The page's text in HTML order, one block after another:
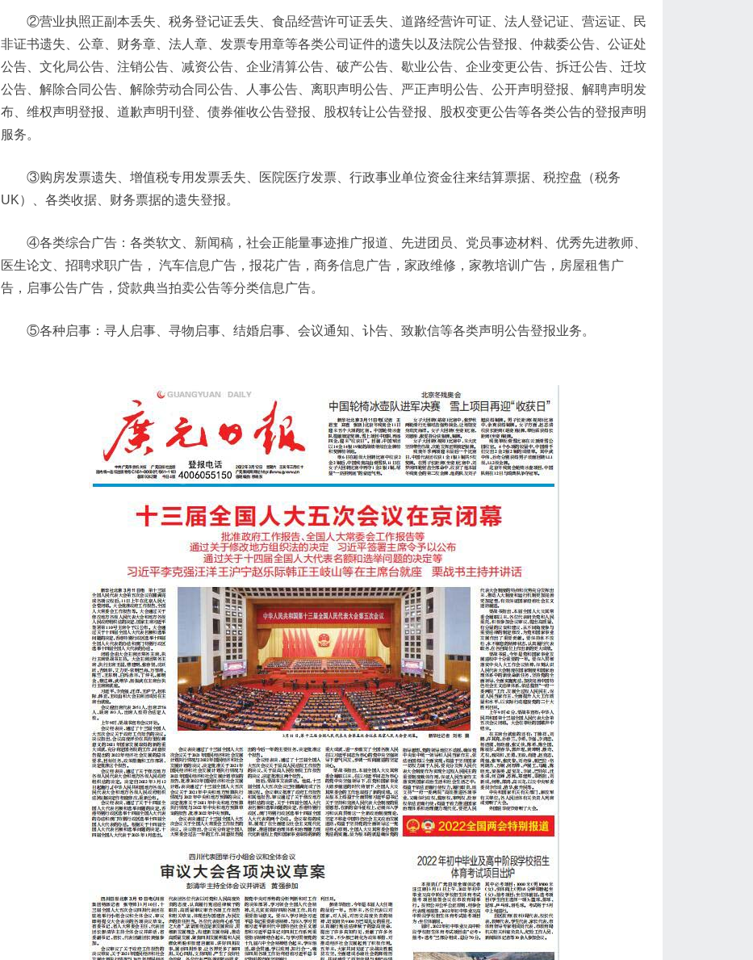
②营业执照正副本丢失、税务登记证丢失、食品经营许可证丢失、道路经营许可证、法人登记证、营运证、民
非证书遗失、公章、财务章、法人章、发票专用章等各类公司证件的遗失以及法院公告登报、仲裁委公告、公证处
公告、文化局公告、注销公告、减资公告、企业清算公告、破产公告、歇业公告、企业变更公告、拆迁公告、迁坟
公告、解除合同公告、解除劳动合同公告、人事公告、离职声明公告、严正声明公告、公开声明登报、解聘声明发
布、维权声明登报、道歉声明刊登、债券催收公告登报、股权转让公告登报、股权变更公告等各类公告的登报声明
服务。
③购房发票遗失、增值税专用发票丢失、医院医疗发票、行政事业单位资金往来结算票据、税控盘（税务
UK）、各类收据、财务票据的遗失登报。
④各类综合广告：各类软文、新闻稿，社会正能量事迹推广报道、先进团员、党员事迹材料、优秀先进教师、
医生论文、招聘求职广告， 汽车信息广告，报花广告，商务信息广告，家政维修，家教培训广告，房屋租售广
告，启事公告广告，贷款典当拍卖公告等分类信息广告。
⑤各种启事：寻人启事、寻物启事、结婚启事、会议通知、讣告、致歉信等各类声明公告登报业务。